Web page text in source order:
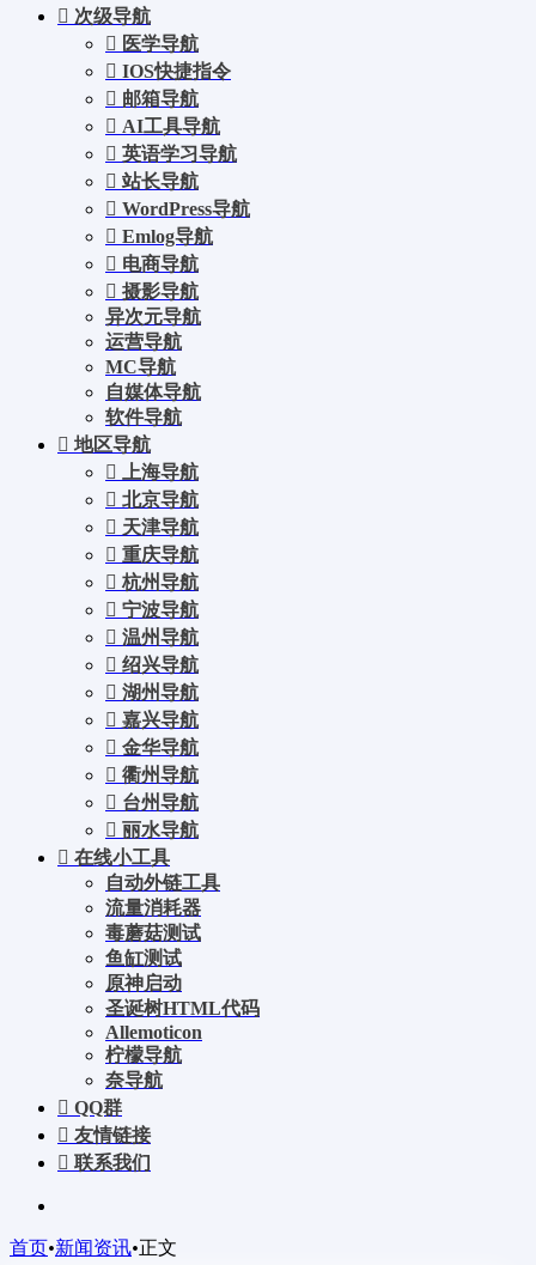
次级导航
医学导航
IOS快捷指令
邮箱导航
AI工具导航
英语学习导航
站长导航
WordPress导航
Emlog导航
电商导航
摄影导航
异次元导航
运营导航
MC导航
自媒体导航
软件导航
地区导航
上海导航
北京导航
天津导航
重庆导航
杭州导航
宁波导航
温州导航
绍兴导航
湖州导航
嘉兴导航
金华导航
衢州导航
台州导航
丽水导航
在线小工具
自动外链工具
流量消耗器
毒蘑菇测试
鱼缸测试
原神启动
圣诞树HTML代码
Allemoticon
柠檬导航
奈导航
QQ群
友情链接
联系我们
首页•新闻资讯•正文